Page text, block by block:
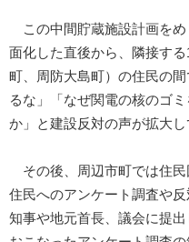
この中間貯蔵施設計画をめ
面化した直後から、隣接す
町、周防大島町）の住民の
るな」「なぜ関電の核のゴ
か」と建設反対の声が拡大し
その後、周辺市町では住民
住民へのアンケート調査や
知事や地元首長、議会に提